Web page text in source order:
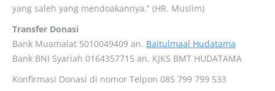
yang saleh yang mendoakannya.” (HR. Muslim)
Transfer Donasi
Bank Muamalat 5010049409 an. Baitulmaal Hudatama
Bank BNI Syariah 0164357715 an. KJKS BMT HUDATAMA
Konfirmasi Donasi di nomor Telpon 085 799 799 533